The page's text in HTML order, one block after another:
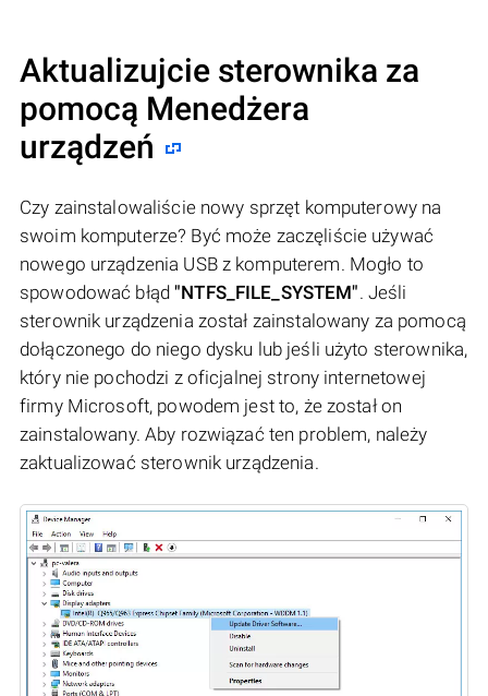
Aktualizujcie sterownika za
pomocą Menedżera
urządzeń
Czy zainstalowaliście nowy sprzęt komputerowy na
swoim komputerze? Być może zaczęliście używać
nowego urządzenia USB z komputerem. Mogło to
spowodować błąd"NTFS_FILE_SYSTEM". Jeśli
sterownik urządzenia został zainstalowany za pomocą
dołączonego do niego dysku lub jeśli użyto sterownika,
który nie pochodzi z oficjalnej strony internetowej
firmy Microsoft, powodem jest to, że został on
zainstalowany. Aby rozwiązać ten problem, należy
zaktualizować sterownik urządzenia.